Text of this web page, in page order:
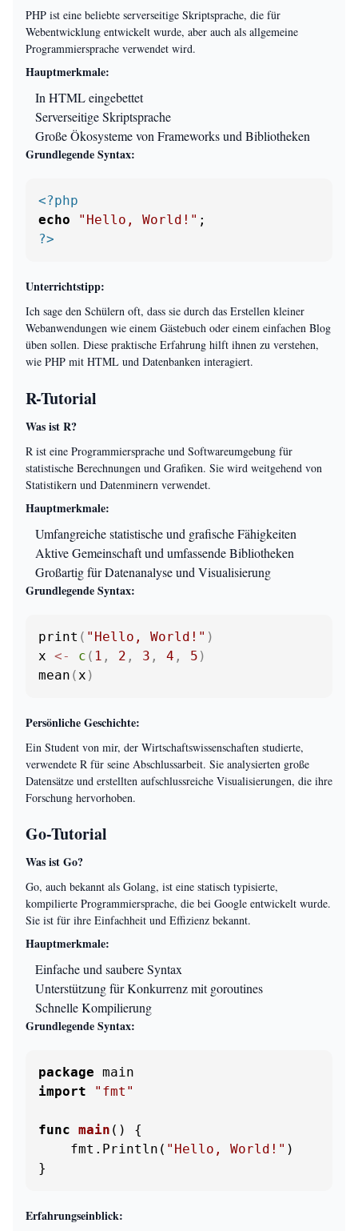
PHP ist eine beliebte serverseitige Skriptsprache, die für
Webentwicklung entwickelt wurde, aber auch als allgemeine
Programmiersprache verwendet wird.
Hauptmerkmale:
In HTML eingebettet
Serverseitige Skriptsprache
Große Ökosysteme von Frameworks und Bibliotheken
Grundlegende Syntax:
<?php
echo
"Hello, World!"
?>
Unterrichtstipp:
Ich sage den Schülern oft, dass sie durch das Erstellen kleiner
Webanwendungen wie einem Gästebuch oder einem einfachen Blog
üben sollen. Diese praktische Erfahrung hilft ihnen zu verstehen,
wie PHP mit HTML und Datenbanken interagiert.
R-Tutorial
Was ist R?
R ist eine Programmiersprache und Softwareumgebung für
statistische Berechnungen und Grafiken. Sie wird weitgehend von
Statistikern und Datenminern verwendet.
Hauptmerkmale:
Umfangreiche statistische und grafische Fähigkeiten
Aktive Gemeinschaft und umfassende Bibliotheken
Großartig für Datenanalyse und Visualisierung
Grundlegende Syntax:
print ( "Hello, World!" )
x <- c ( 1 , 2 , 3 , 4 , 5 )
mean ( x )
Persönliche Geschichte:
Ein Student von mir, der Wirtschaftswissenschaften studierte,
verwendete R für seine Abschlussarbeit. Sie analysierten große
Datensätze und erstellten aufschlussreiche Visualisierungen, die ihre
Forschung hervorhoben.
Go-Tutorial
Was ist Go?
Go, auch bekannt als Golang, ist eine statisch typisierte,
kompilierte Programmiersprache, die bei Google entwickelt wurde.
Sie ist für ihre Einfachheit und Effizienz bekannt.
Hauptmerkmale:
Einfache und saubere Syntax
Unterstützung für Konkurrenz mit goroutines
Schnelle Kompilierung
Grundlegende Syntax:
package
import
"fmt"
func main ()
{
    fmt.Println(
"Hello, World!" )
}
Erfahrungseinblick: